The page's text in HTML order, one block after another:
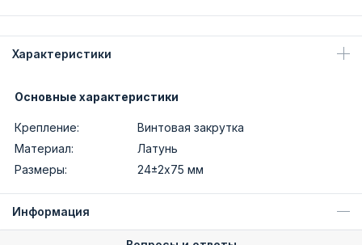
Характеристики
Основные характеристики
Крепление:
Винтовая закрутка
Материал:
Латунь
Размеры:
24±2х75 мм
Информация